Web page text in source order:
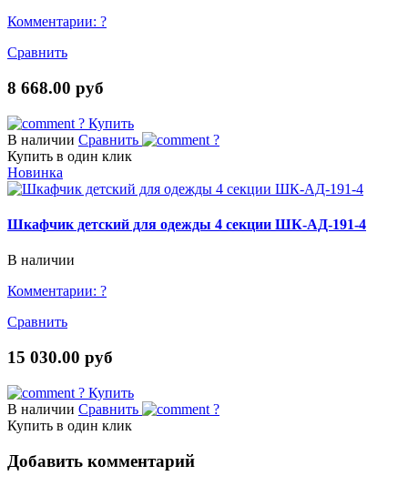
Комментарии: ?
Сравнить
8 668.00 руб
? Купить
В наличии Сравнить
?
Купить в один клик
Новинка
Шкафчик детский для одежды 4 секции ШК-АД-191-4
В наличии
Комментарии: ?
Сравнить
15 030.00 руб
? Купить
В наличии Сравнить
?
Купить в один клик
Добавить комментарий